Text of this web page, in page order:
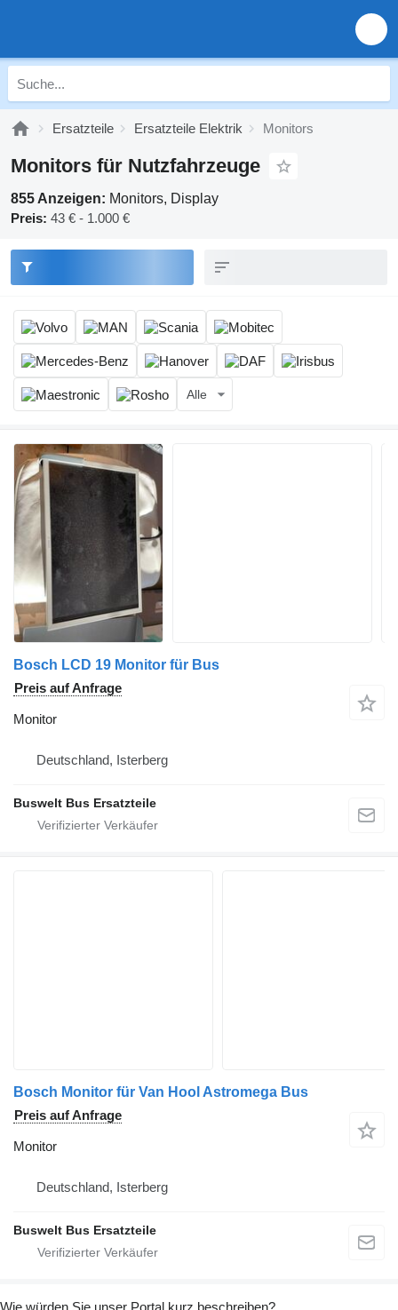
Ersatzteile Ersatzteile Elektrik Monitors
Monitors für Nutzfahrzeuge
855 Anzeigen: Monitors, Display
Preis: 43 € - 1.000 €
Alle
Bosch LCD 19 Monitor für Bus
Preis auf Anfrage
Monitor
Deutschland, Isterberg
Buswelt Bus Ersatzteile
Bosch Monitor für Van Hool Astromega Bus
Preis auf Anfrage
Monitor
Deutschland, Isterberg
Buswelt Bus Ersatzteile
Wie würden Sie unser Portal kurz beschreiben?